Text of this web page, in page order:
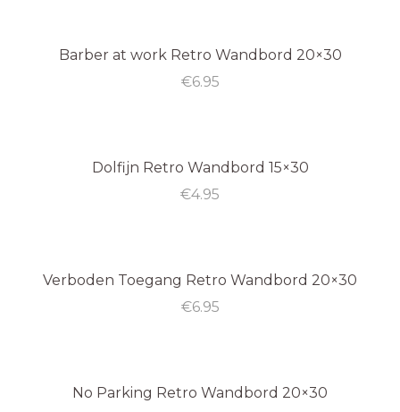
Barber at work Retro Wandbord 20×30
€6.95
Dolfijn Retro Wandbord 15×30
€4.95
Verboden Toegang Retro Wandbord 20×30
€6.95
No Parking Retro Wandbord 20×30